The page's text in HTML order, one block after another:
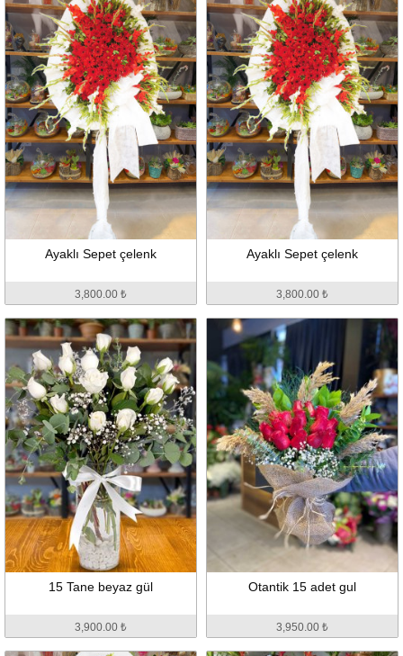
Ayaklı Sepet çelenk
3,800.00 ₺
Ayaklı Sepet çelenk
3,800.00 ₺
15 Tane beyaz gül
3,900.00 ₺
Otantik 15 adet gul
3,950.00 ₺